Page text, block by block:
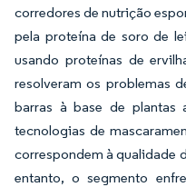
corredores de nutrição
pela proteína de soro de
usando proteínas de
resolveram os problemas
barras à base de plantas
tecnologias de
correspondem à qualidade
entanto, o segmento